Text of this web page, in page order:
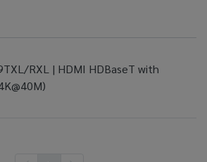
RXL | HDMI HDBaseT with